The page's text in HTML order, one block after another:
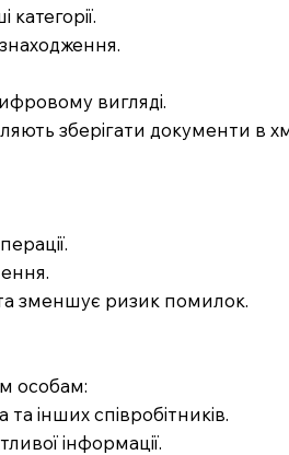
вигляді.
зберігати документи в
зменшує ризик помилок.
особам:
інших співробітників.
інформації.